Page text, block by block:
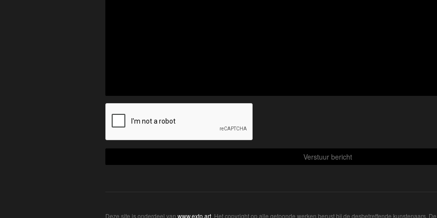
Deze site is onderdeel van www.exto.art . Het copyright op alle getoonde werken berust bij de desbetreffende kunstenaars.